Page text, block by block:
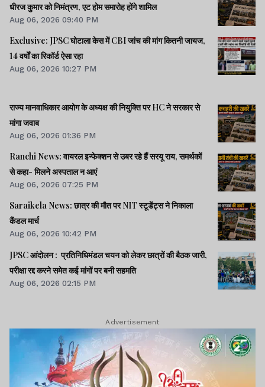
धीरज कुमार को निमंत्रण, एट होम समारोह होंगे शामिल
Aug 06, 2026 09:40 PM
Exclusive: JPSC घोटाला केस में CBI जांच की मांग कितनी जायज,
14 वर्षों का रिकॉर्ड ऐसा रहा
Aug 06, 2026 10:27 PM
राज्य मानवाधिकार आयोग के अध्यक्ष की नियुक्ति पर HC ने सरकार से
मांगा जवाब
Aug 06, 2026 01:36 PM
Ranchi News: वायरल इन्फेक्शन से उबर रहे हैं सरयू राय, समर्थकों
से कहा- मिलने अस्पताल न आएं
Aug 06, 2026 07:25 PM
Saraikela News: छात्र की मौत पर NIT स्टूडेंट्स ने निकाला
कैंडल मार्च
Aug 06, 2026 10:42 PM
JPSC आंदोलन : प्रतिनिधिमंडल चयन को लेकर छात्रों की बैठक जारी,
परीक्षा रद्द करने समेत कई मांगों पर बनी सहमति
Aug 06, 2026 02:15 PM
Advertisement